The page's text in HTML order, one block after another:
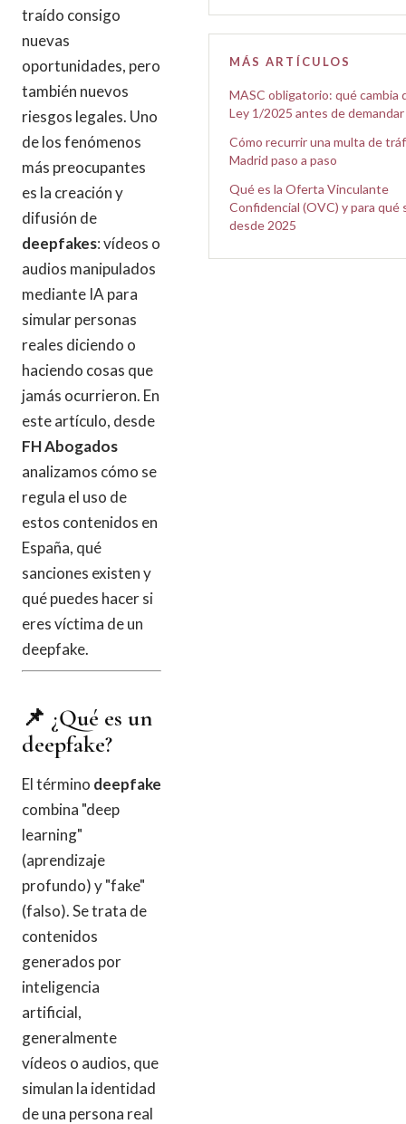
traído consigo
nuevas
oportunidades, pero
también nuevos
riesgos legales. Uno
de los fenómenos
más preocupantes
es la creación y
difusión de
deepfakes: vídeos o
audios manipulados
mediante IA para
simular personas
reales diciendo o
haciendo cosas que
jamás ocurrieron. En
este artículo, desde
FH Abogados
analizamos cómo se
regula el uso de
estos contenidos en
España, qué
sanciones existen y
qué puedes hacer si
eres víctima de un
deepfake.
📌 ¿Qué es un
deepfake?
El término deepfake
combina "deep
learning"
(aprendizaje
profundo) y "fake"
(falso). Se trata de
contenidos
generados por
inteligencia
artificial,
generalmente
vídeos o audios, que
simulan la identidad
de una persona real
MÁS ARTÍCULOS
MASC obligatorio: qué cambia
Ley 1/2025 antes de demandar
Cómo recurrir una multa de
Madrid paso a paso
Qué es la Oferta Vinculante
Confidencial (OVC) y para qué
desde 2025